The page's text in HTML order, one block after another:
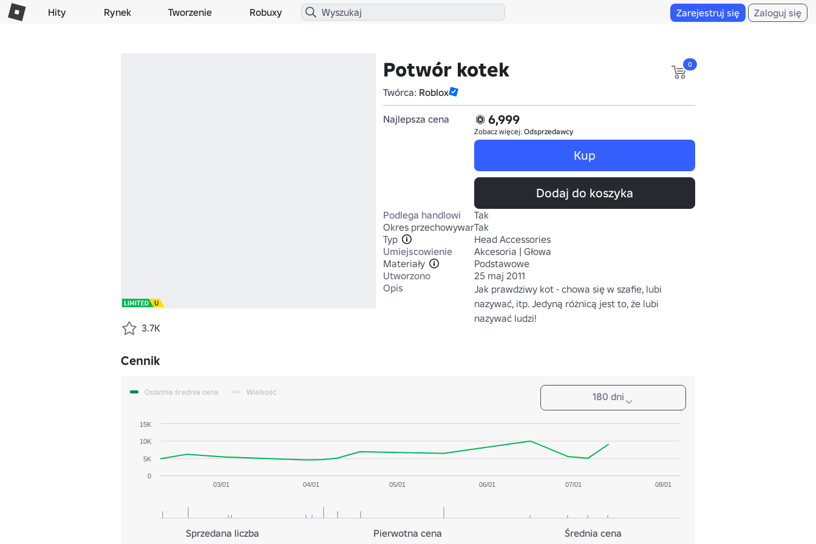
Hity Rynek Tworzenie Robuxy Zarejestruj się Zaloguj się
Potwór kotek
Twórca: Roblox
0
Najlepsza cena 6,999
Zobacz więcej: Odsprzedawcy
Kup
Dodaj do koszyka
Podlega handlowi
Tak
Okres przechowywania
Tak
Typ
Head Accessories
Umiejscowienie
Akcesoria | Głowa
Materiały
Podstawowe
Utworzono
25 maj 2011
Opis
Jak prawdziwy kot - chowa się w szafie, lubi
nazywać, itp. Jedyną różnicą jest to, że lubi
nazywać ludzi!
3.7K
Cennik
180 dni
Ostatnia średnia cena Wielkość
03/01 04/01 05/01 06/01 07/01 08/01
0
5K
10K
15K
Sprzedana liczba Pierwotna cena Średnia cena